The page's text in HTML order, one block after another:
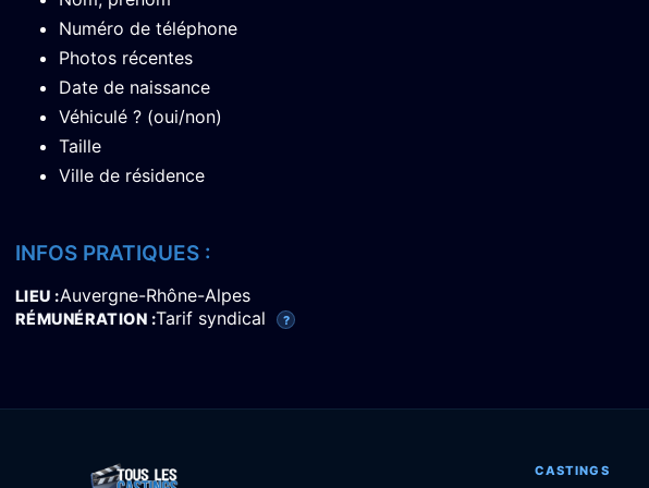
Numéro de téléphone
Photos récentes
Date de naissance
Véhiculé ? (oui/non)
Taille
Ville de résidence
INFOS PRATIQUES :
LIEU Auvergne-Rhône-Alpes
RÉMUNÉRATION Tarif syndical ?
CASTINGS